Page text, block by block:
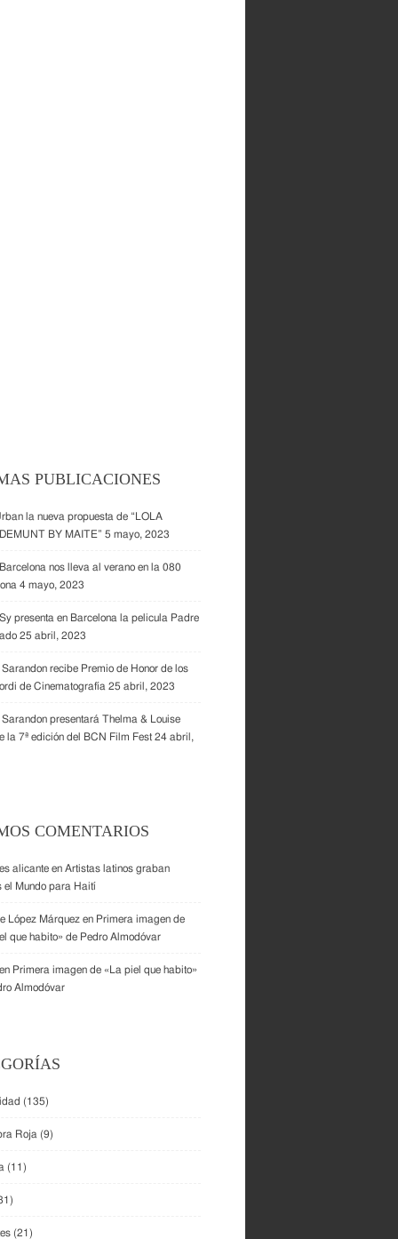
PUBLICACIONES
la nueva propuesta de “LOLA
BY MAITE” 5 mayo, 2023
nos lleva al verano en la 080
4 mayo, 2023
presenta en Barcelona la pelicula Padre
25 abril, 2023
recibe Premio de Honor de los
de Cinematografía 25 abril, 2023
Sarandon presentará Thelma & Louise
la 7ª edición del BCN Film Fest 24 abril,
COMENTARIOS
alicante en Artistas latinos graban
el Mundo para Haití
López Márquez en Primera imagen de
que habito» de Pedro Almodóvar
en Primera imagen de «La piel que habito»
Almodóvar
(135)
Roja (9)
(11)
(21)